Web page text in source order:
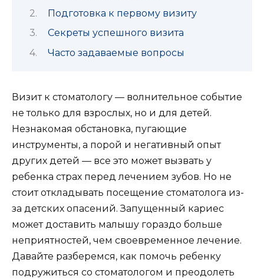
Подготовка к первому визиту
Секреты успешного визита
Часто задаваемые вопросы
Визит к стоматологу — волнительное событие
не только для взрослых, но и для детей.
Незнакомая обстановка, пугающие
инструменты, а порой и негативный опыт
других детей — все это может вызвать у
ребенка страх перед лечением зубов. Но не
стоит откладывать посещение стоматолога из-
за детских опасений. Запущенный кариес
может доставить малышу гораздо больше
неприятностей, чем своевременное лечение.
Давайте разберемся, как помочь ребенку
подружиться со стоматологом и преодолеть